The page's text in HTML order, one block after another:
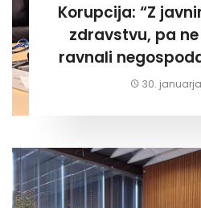
Korupcija: “Z
zdravstvu, pa
ravnali
za lastni žep.
30.